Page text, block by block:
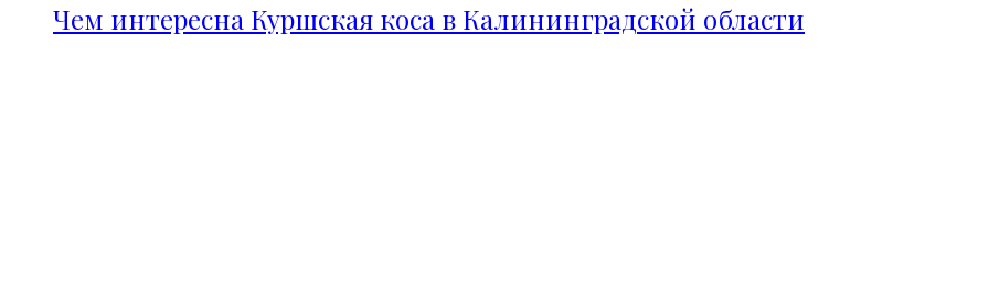
Чем интересна Куршская коса в Калининградской области